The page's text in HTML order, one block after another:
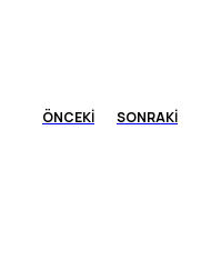
ÖNCEKI SONRAKI